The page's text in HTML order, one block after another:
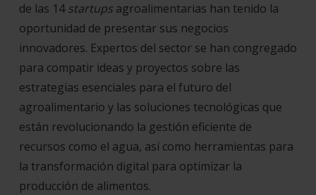
de las 14startupsagroalimentarias han tenido la
oportunidad de presentar sus negocios
innovadores. Expertos del sector se han congregado
para compatir ideas y proyectos sobre las
estrategias esenciales para el futuro del
agroalimentario y las soluciones tecnológicas que
están revolucionando la gestión eficiente de
recursos como el agua, así como herramientas para
la transformación digital para optimizar la
producción de alimentos.